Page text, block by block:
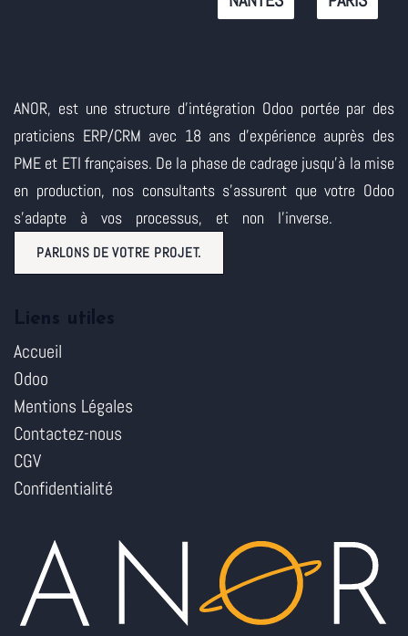
ANOR, est une structure d'intégration Odoo portée par des
praticiens ERP/CRM avec 18 ans d'expérience auprès des
PME et ETI françaises. De la phase de cadrage jusqu'à la mise
en production, nos consultants s'assurent que votre Odoo
s'adapte à vos processus, et non l'inverse.
PARLONS DE VOTRE PROJET.
Accueil
Odoo
Mentions Légales
Contactez-nous
CGV
Confidentialité